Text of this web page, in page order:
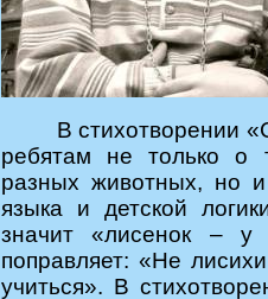
В стихотворении
ребятам не только о
разных животных, но и
языка и детской
значит «лисенок –
поправляет: «Не
учиться». В